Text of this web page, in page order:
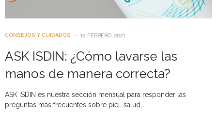
CONSEJOS Y CUIDADOS 12 FEBRERO, 2021
ASK ISDIN: ¿Cómo lavarse las
manos de manera correcta?
ASK ISDIN es nuestra sección mensual para responder las
preguntas más frecuentes sobre piel, salud,…